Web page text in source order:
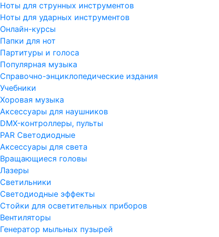
Ноты для струнных инструментов
Ноты для ударных инструментов
Онлайн-курсы
Папки для нот
Партитуры и голоса
Популярная музыка
Справочно-энциклопедические издания
Учебники
Хоровая музыка
Аксессуары для наушников
DMX-контроллеры, пульты
PAR Светодиодные
Аксессуары для света
Вращающиеся головы
Лазеры
Светильники
Светодиодные эффекты
Стойки для осветительных приборов
Вентиляторы
Генератор мыльных пузырей